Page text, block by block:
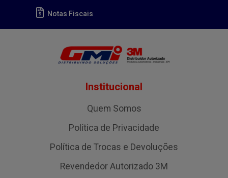
Notas Fiscais
Institucional
Quem Somos
Política de Privacidade
Política de Trocas e Devoluções
Revendedor Autorizado 3M